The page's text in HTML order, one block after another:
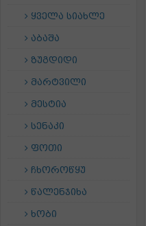
ყველა სიახლე
აბაშა
ზუგდიდი
მარტვილი
მესტია
სენაკი
ფოთი
ჩხოროწყუ
წალენჯიხა
ხობი